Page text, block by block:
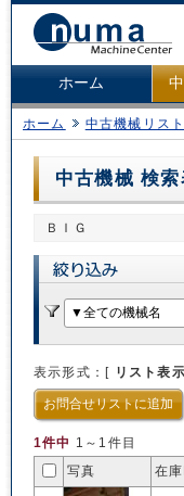
ホーム
ホーム 中古機械リスト
中古機械 検
ＢＩＧ
表示形式：[ リスト表示
お問合せリストに追加
1件中 1～1件目
写真
在